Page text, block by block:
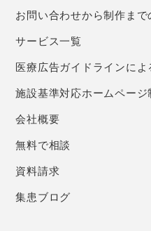
お問い合わせから制作まで
サービス一覧
医療広告ガイドラインによ
施設基準対応ホームページ
会社概要
無料で相談
資料請求
集患ブログ